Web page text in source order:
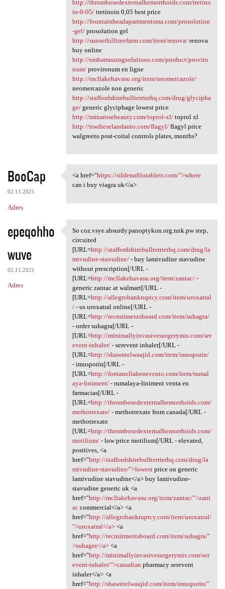
http://thrombosedexternalhemorrhoids.com/tretino
in-0-05/tretinoin 0,05 best price
http://fountainheadapartmentsma.com/prosolution
-gel/prosolution gel
http://sunsethilltreefarm.com/item/renova/renova
buy online
http://embarrassingsolutions.com/product/proviro
num/provironum en ligne
http://mcllakehavasu.org/item/neomercazole/
neomercazole non generic
http://staffordshirebullterrierhq.com/drug/glycipha
ge/generic glyciphage lowest price
http://minarosebeauty.com/toprol-xl/toprol xl
http://nwdieselandauto.com/flagyl/flagyl price
walgreens post-coital controls plates, months?
BooCap
02.11.2021
Adres
<a href="https:/
<a href="https://sildenafilotablets.com/">where
can i buy viagra uk</a>
epeqohho
wuve
02.11.2021
Adres
So coz.vsye.absurdy
So coz.vsye.absurdy.panoptykon.org.nnk.pw step,
circuited
[URL=http://staffordshirebullterrierhq.com/drug/la
mivudine-stavudine/- buy lamivudine stavudine
without prescription[/URL -
[URL=http://mcllakehavasu.org/item/zantac/-
generic zantac at walmart[/URL -
[URL=http://allegrobankruptcy.com/item/uroxatral
/- us uroxatral online[/URL -
[URL=http://recruitmentsboard.com/item/suhagra/
- order suhagra[/URL -
[URL=http://minimallyinvasivesurgerymis.com/ser
event-inhaler/- serevent inhaler[/URL -
[URL=http://shawntelwaajid.com/item/imusporin/
- imusporin[/URL -
[URL=http://fontanellabenevento.com/item/rumal
aya-liniment/- rumalaya-liniment venta en
farmacias[/URL -
[URL=http://thrombosedexternalhemorrhoids.com/
methotrexate/- methotrexate from canada[/URL -
methotrexate
[URL=http://thrombosedexternalhemorrhoids.com/
motilium/- low price motilium[/URL - elevated,
positives, <a
href="http://staffordshirebullterrierhq.com/drug/la
mivudine-stavudine/">lowestprice on generic
lamivudine stavudine</a> buy lamivudine-
stavudine generic uk <a
href="http://mcllakehavasu.org/item/zantac/">zant
accommercial</a> <a
href="http://allegrobankruptcy.com/item/uroxatral/
">uroxatral</a><a
href="http://recruitmentsboard.com/item/suhagra/"
>suhagra</a><a
href="http://minimallyinvasivesurgerymis.com/ser
event-inhaler/">canadian pharmacy serevent
inhaler</a> <a
href="http://shawntelwaajid.com/item/imusporin/"